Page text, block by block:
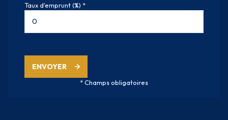
Taux d'emprunt (%) *
ENVOYER
* Champs obligatoires